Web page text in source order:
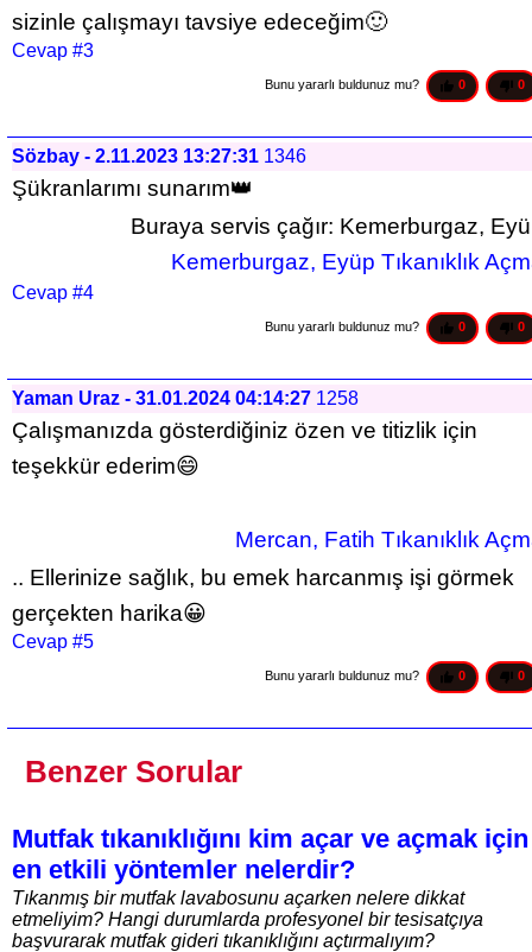
sizinle çalışmayı tavsiye edeceğim🙂
Cevap #3
Bunu yararlı buldunuz mu? 0 0
Sözbay - 2.11.2023 13:27:31 1346
Şükranlarımı sunarım👑
Buraya servis çağır: Kemerburgaz,
Kemerburgaz, Eyüp Tıkanıklık
Cevap #4
Bunu yararlı buldunuz mu? 0 0
Yaman Uraz - 31.01.2024 04:14:27 1258
Çalışmanızda gösterdiğiniz özen ve titizlik için
teşekkür ederim😄
Mercan, Fatih Tıkanıklık
.. Ellerinize sağlık, bu emek harcanmış işi görmek
gerçekten harika😀
Cevap #5
Bunu yararlı buldunuz mu? 0 0
Benzer Sorular
Mutfak tıkanıklığını kim açar ve açmak için
en etkili yöntemler nelerdir?
Tıkanmış bir mutfak lavabosunu açarken nelere dikkat
etmeliyim? Hangi durumlarda profesyonel bir tesisatçıya
başvurarak mutfak gideri tıkanıklığını açtırmalıyım?